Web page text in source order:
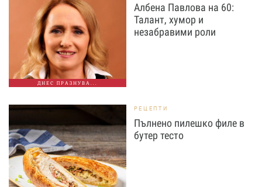
ДНЕС ПРАЗНУВА...
Албена Павлова на 60:
Талант, хумор и
незабравими роли
РЕЦЕПТИ
Пълнено пилешко филе в
бутер тесто